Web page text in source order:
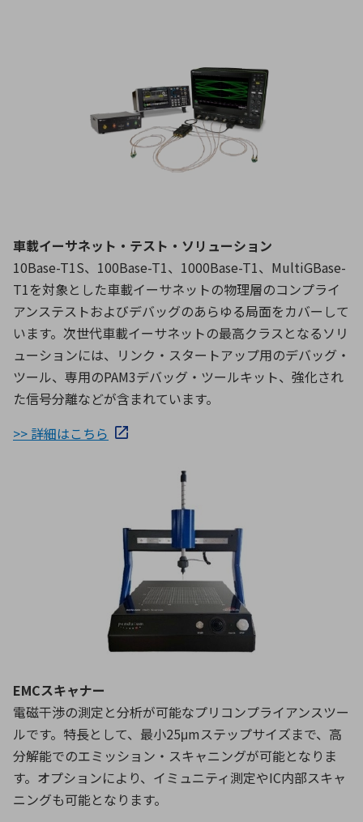
車載イーサネット・テスト・ソリューション
10Base-T1S、100Base-T1、1000Base-T1、MultiGBase-
T1を対象とした車載イーサネットの物理層のコンプライ
アンステストおよびデバッグのあらゆる局面をカバーして
います。次世代車載イーサネットの最高クラスとなるソリ
ューションには、リンク・スタートアップ用のデバッグ・
ツール、専用のPAM3デバッグ・ツールキット、強化され
た信号分離などが含まれています。
>> 詳細はこちら
EMCスキャナー
電磁干渉の測定と分析が可能なプリコンプライアンスツー
ルです。特長として、最小25μmステップサイズまで、高
分解能でのエミッション・スキャニングが可能となりま
す。オプションにより、イミュニティ測定やIC内部スキャ
ニングも可能となります。